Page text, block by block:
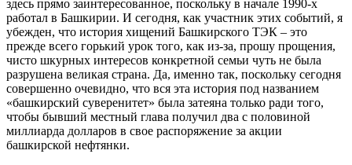
здесь прямо заинтересованное, поскольку в начале 1990-х
работал в Башкирии. И сегодня, как участник этих событий, я
убежден, что история хищений Башкирского ТЭК – это
прежде всего горький урок того, как из-за, прошу прощения,
чисто шкурных интересов конкретной семьи чуть не была
разрушена великая страна. Да, именно так, поскольку сегодня
совершенно очевидно, что вся эта история под названием
«башкирский суверенитет» была затеяна только ради того,
чтобы бывший местный глава получил два с половиной
миллиарда долларов в свое распоряжение за акции
башкирской нефтянки.